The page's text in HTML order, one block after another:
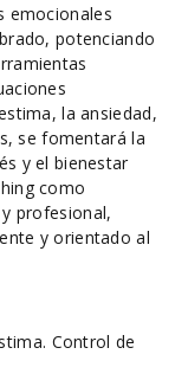
emocionales
potenciando
la ansiedad,
se fomentará la
y el bienestar
como
profesional,
y orientado al
Control de